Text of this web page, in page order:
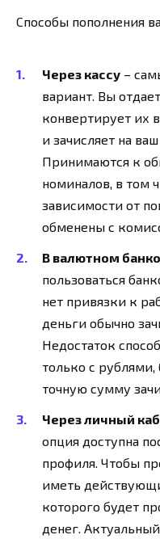
Способы пополнения
Через кассу –
вариант. Вы
конвертирует их
и зачисляет на
Принимаются к
номиналов, в том
зависимости от
обменены с
В валютном
пользоваться
нет привязки к
деньги обычно
Недостаток
только с рублями,
точную сумму
Через личный
опция доступна
профиля. Чтобы
иметь
которого будет
денег.